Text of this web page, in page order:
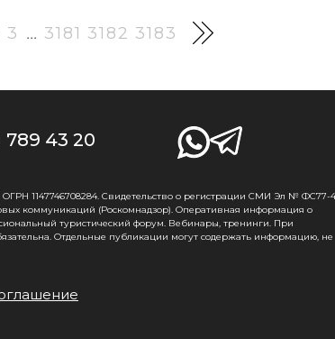
3 ... 3181 3182 3183
789 43 20
1147746708284. Свидетельство о регистрации СМИ Эл № ФС77-
коммуникаций (Роскомнадзор). Оперативная информация о
туристический форум. Вебинары, тренинги. При
Отдельные публикации могут содержать информацию, не